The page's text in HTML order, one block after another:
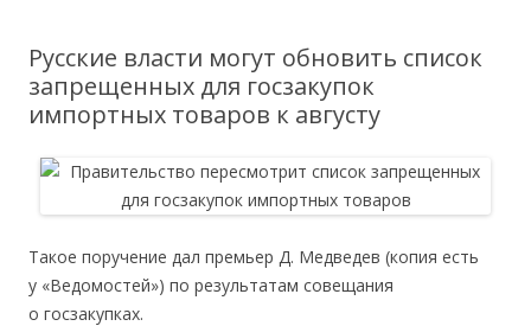
Русские власти могут обновить список
запрещенных для госзакупок
импортных товаров к августу
Такое поручение дал премьер Д. Медведев (копия есть
у «Ведомостей») по результатам совещания
о госзакупках.